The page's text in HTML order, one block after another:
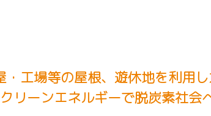
・工場等の屋根、遊休地を利用
クリーンエネルギーで脱炭素社会